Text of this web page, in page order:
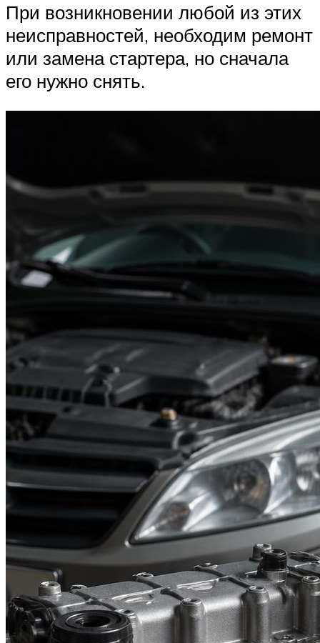
При возникновении любой из этих
неисправностей, необходим ремонт
или замена стартера, но сначала
его нужно снять.